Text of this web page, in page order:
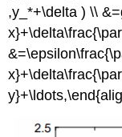
,y_*+\delta ) \\